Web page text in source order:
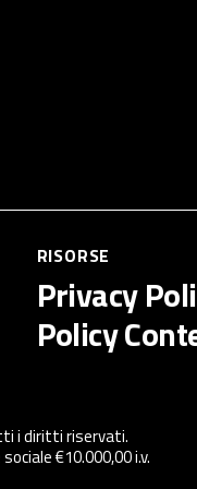
RISORSE
Privacy
Policy
i diritti riservati.
€10.000,00 i.v.